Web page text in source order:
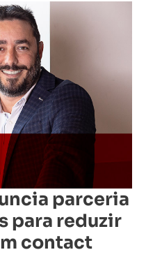
parceria
para reduzir
contact